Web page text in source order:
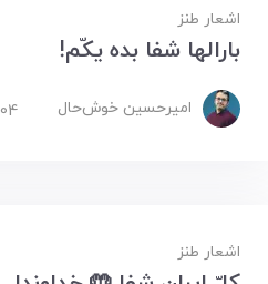
اشعار طنز
بارالها شفا بده یکّم!
امیرحسین ‌خوش‌حال 04 مرداد 1402
اشعار طنز